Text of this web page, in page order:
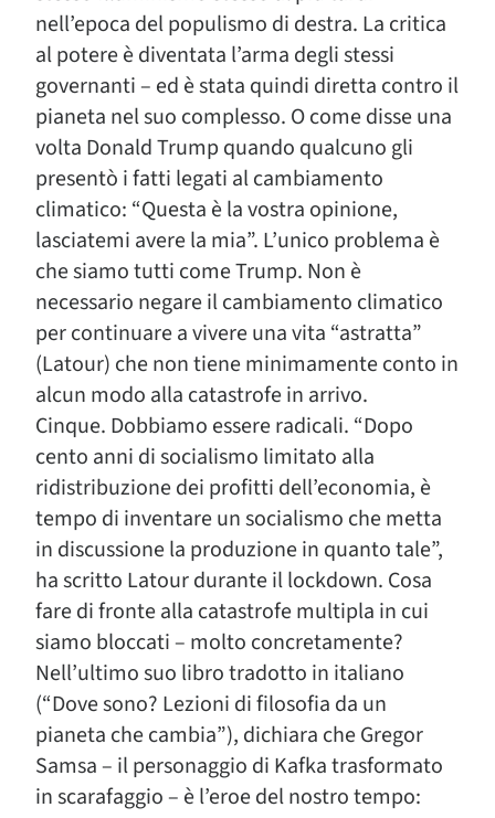
nell’epoca del populismo di destra. La critica
al potere è diventata l’arma degli stessi
governanti – ed è stata quindi diretta contro il
pianeta nel suo complesso. O come disse una
volta Donald Trump quando qualcuno gli
presentò i fatti legati al cambiamento
climatico: “Questa è la vostra opinione,
lasciatemi avere la mia”. L’unico problema è
che siamo tutti come Trump. Non è
necessario negare il cambiamento climatico
per continuare a vivere una vita “astratta”
(Latour) che non tiene minimamente conto in
alcun modo alla catastrofe in arrivo.
Cinque. Dobbiamo essere radicali. “Dopo
cento anni di socialismo limitato alla
ridistribuzione dei profitti dell’economia, è
tempo di inventare un socialismo che metta
in discussione la produzione in quanto tale”,
ha scritto Latour durante il lockdown. Cosa
fare di fronte alla catastrofe multipla in cui
siamo bloccati – molto concretamente?
Nell’ultimo suo libro tradotto in italiano
(“Dove sono? Lezioni di filosofia da un
pianeta che cambia”), dichiara che Gregor
Samsa – il personaggio di Kafka trasformato
in scarafaggio – è l’eroe del nostro tempo: